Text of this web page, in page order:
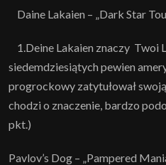
Daine Lakaien – „Dark Star
1.Deine Lakaien znaczy Twoi
siedemdziesiątych pewien
progrockowy zatytułował
chodzi o znaczenie, bardzo
pkt.)
Pavlov’s Dog – „Pampered